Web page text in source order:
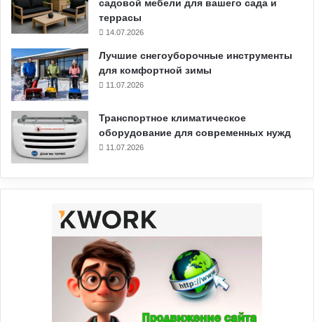
садовой мебели для вашего сада и
террасы
14.07.2026
Лучшие снегоуборочные инструменты
для комфортной зимы
11.07.2026
Транспортное климатическое
оборудование для современных нужд
11.07.2026